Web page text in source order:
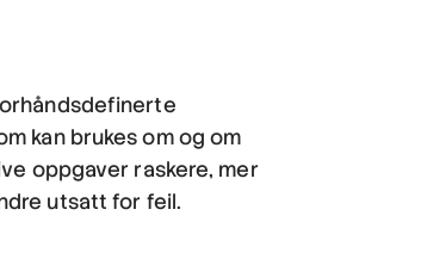
kan brukes om og om
oppgaver raskere, mer
utsatt for feil.